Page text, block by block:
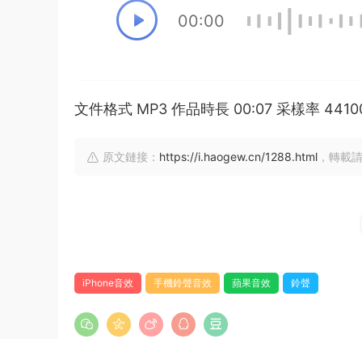
00:00
文件格式 MP3 作品時長 00:07 采樣率
原文鏈接： https://i.haogew.cn/1288.html ，轉載
iPhone音效 手機鈴聲音效 蘋果音效 鈴聲